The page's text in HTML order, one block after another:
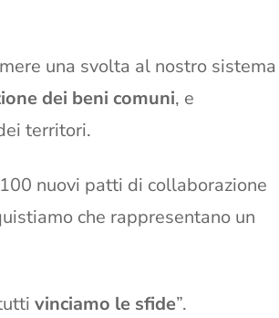
una svolta al nostro sistema
dei beni comuni, e
territori.
nuovi patti di collaborazione
che rappresentano un
vinciamo le sfide”.